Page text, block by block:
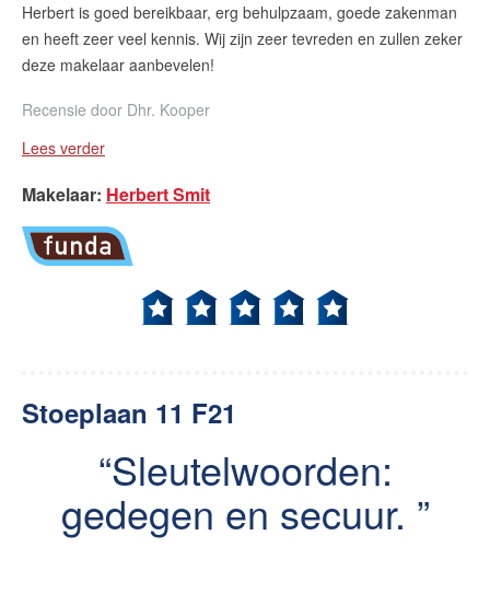
Herbert is goed bereikbaar, erg behulpzaam, goede zakenman
en heeft zeer veel kennis. Wij zijn zeer tevreden en zullen zeker
deze makelaar aanbevelen!
Recensie door Dhr. Kooper
Lees verder
Makelaar: Herbert Smit
Stoeplaan 11 F21
Sleutelwoorden:
gedegen en secuur.